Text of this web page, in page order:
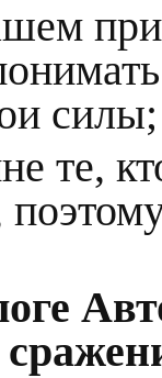
силы;
те,